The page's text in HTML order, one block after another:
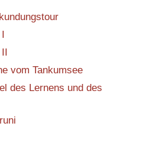
vom Tankumsee
des Lernens und des